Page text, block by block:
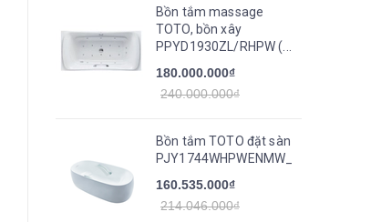
Bồn tắm massage
TOTO, bồn xây
PPYD1930ZL/RHPW (...
180.000.000₫
240.000.000₫
Bồn tắm TOTO đặt sàn
PJY1744WHPWENMW_TVBF412
160.535.000₫
214.046.000₫